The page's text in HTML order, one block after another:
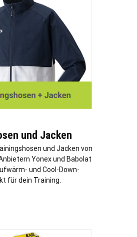
und Jacken
und Jacken von
Yonex und Babolat
und Cool-Down-
für dein Training.